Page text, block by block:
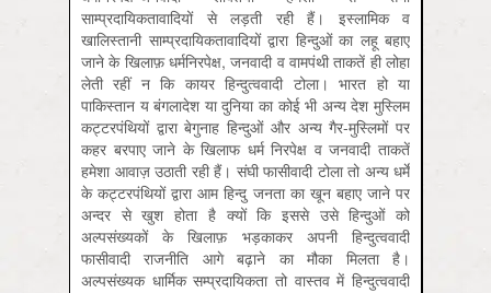
साम्प्रदायिकतावादियों से लड़ती रही हैं। इस्लामिक व
खालिस्तानी साम्प्रदायिकतावादियों द्वारा हिन्दुओं का लहू बहाए
जाने के खिलाफ़ धर्मनिरपेक्ष, जनवादी व वामपंथी ताकतें ही लोहा
लेती रहीं न कि कायर हिन्दुत्ववादी टोला। भारत हो या
पाकिस्तान य बंगलादेश या दुनिया का कोई भी अन्य देश मुस्लिम
कट्टरपंथियों द्वारा बेगुनाह हिन्दुओं और अन्य गैर-मुस्लिमों पर
कहर बरपाए जाने के खिलाफ धर्म निरपेक्ष व जनवादी ताकतें
हमेशा आवाज़ उठाती रही हैं। संघी फासीवादी टोला तो अन्य धर्में
के कट्टरपंथियों द्वारा आम हिन्दु जनता का खून बहाए जाने पर
अन्दर से खुश होता है क्यों कि इससे उसे हिन्दुओं को
अल्पसंख्यकों के खिलाफ़ भड़काकर अपनी हिन्दुत्ववादी
फासीवादी राजनीति आगे बढ़ाने का मौका मिलता है।
अल्पसंख्यक धार्मिक सम्प्रदायिकता तो वास्तव में हिन्दुत्ववादी